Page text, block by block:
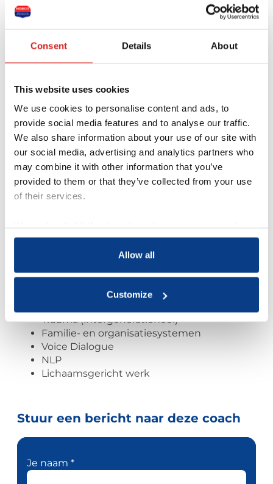
Consent Details About
This website uses cookies
We use cookies to personalise content and ads, to
provide social media features and to analyse our traffic.
We also share information about your use of our site with
our social media, advertising and analytics partners who
may combine it with other information that you’ve
provided to them or that they’ve collected from your use
of their services.
process your information.
Allow all
Customize
Organisatieadvies op het gebied van
People & Culture, Talentmanagement
THEMA’S
en ontwikkeling)
Leiderschapsontwikkeling
Talentontwikkeling
Loopbaanontwikkeling
Persoonlijkheids- en talentenonderzoek
(TMA/DISC)
SPECIALISATIE
Ik heb bovengemiddelde ervaring met
Trauma (intergenerationeel)
Familie- en organisatiesystemen
Voice Dialogue
NLP
Lichaamsgericht werk
Stuur een bericht naar deze coach
Je naam *